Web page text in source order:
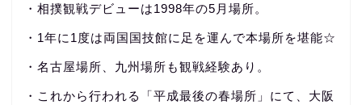
・相撲観戦デビューは1998年の5月場所。
・1年に1度は両国国技館に足を運んで本場所を堪能☆
・名古屋場所、九州場所も観戦経験あり。
・これから行われる「平成最後の春場所」にて、大阪